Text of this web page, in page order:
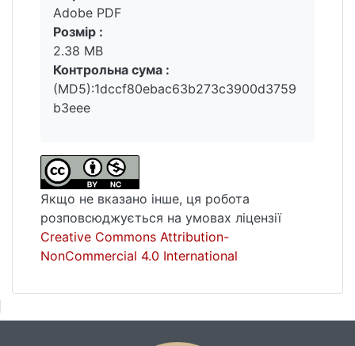
контрольних робіт та іспитів, вивчення
нових слів під час читання книжок.
Ключові слова : веб-застосунок, вивчення
іноземних мов, словник, флеш-картка,
Google Cloud Translation API, JavaScript,
Adobe PDF
Розмір :
2.38 MB
Контрольна сума :
(MD5):1dccf80ebac63b273c3900d3759
b3eee
Якщо не вказано інше, ця робота
розповсюджується на умовах ліцензії
Creative Commons Attribution-
NonCommercial 4.0 International